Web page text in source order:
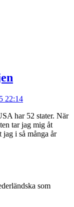
22:14
har 52 stater. När
tar jag mig åt
i så många år
som